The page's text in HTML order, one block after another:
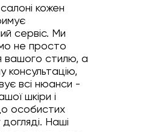
кожен
сервіс. Ми
не просто
вашого стилю, а
консультацію,
всі нюанси -
шкіри і
особистих
Наші